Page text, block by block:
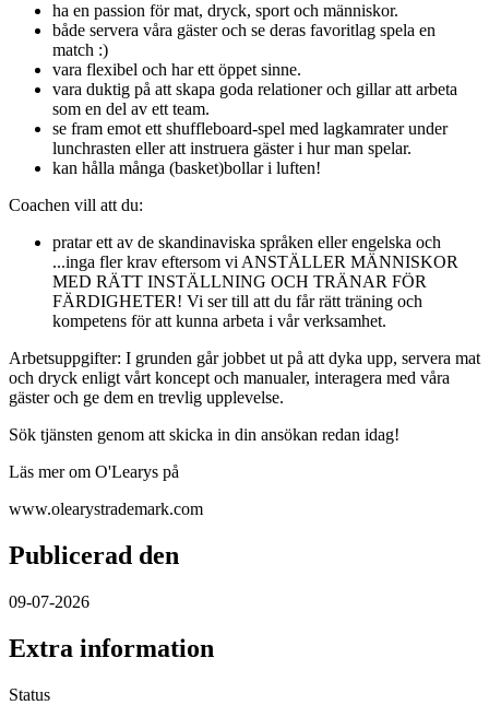
ha en passion för mat, dryck, sport och människor.
både servera våra gäster och se deras favoritlag spela en
match :)
vara flexibel och har ett öppet sinne.
vara duktig på att skapa goda relationer och gillar att arbeta
som en del av ett team.
se fram emot ett shuffleboard-spel med lagkamrater under
lunchrasten eller att instruera gäster i hur man spelar.
kan hålla många (basket)bollar i luften!
Coachen vill att du:
pratar ett av de skandinaviska språken eller engelska och
...inga fler krav eftersom vi ANSTÄLLER MÄNNISKOR
MED RÄTT INSTÄLLNING OCH TRÄNAR FÖR
FÄRDIGHETER! Vi ser till att du får rätt träning och
kompetens för att kunna arbeta i vår verksamhet.
Arbetsuppgifter: I grunden går jobbet ut på att dyka upp, servera mat
och dryck enligt vårt koncept och manualer, interagera med våra
gäster och ge dem en trevlig upplevelse.
Sök tjänsten genom att skicka in din ansökan redan idag!
Läs mer om O'Learys på
www.olearystrademark.com
Publicerad den
09-07-2026
Extra information
Status